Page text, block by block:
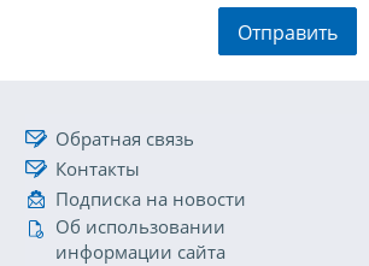
Отправить
Обратная связь
Контакты
Подписка на новости
Об использовании
информации сайта